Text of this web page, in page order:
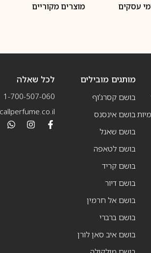
מוצרים מקוריים
מותגים מובילים
בושם קסרג’וף
בושם אינסנס
בושם שאנל
בושם לטאפה
בושם קריד
בושם דיור
בושם אל חרמין
בושם ברברי
בושם איב סאן לורן
לכל שאלה
1-700-507-060